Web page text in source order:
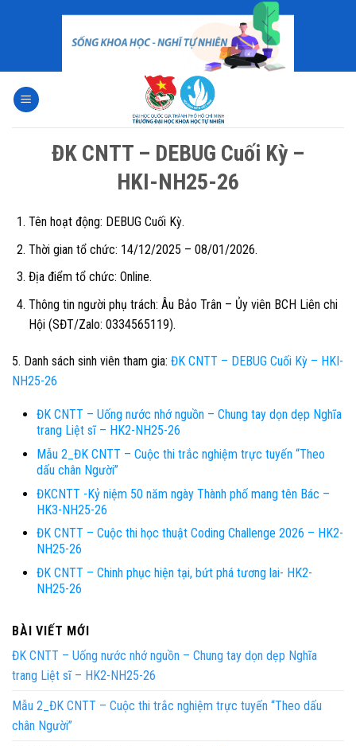
ĐK CNTT – DEBUG Cuối Kỳ –
HKI-NH25-26
Tên hoạt động: DEBUG Cuối Kỳ.
Thời gian tổ chức: 14/12/2025 – 08/01/2026.
Địa điểm tổ chức: Online.
Thông tin người phụ trách: Âu Bảo Trân – Ủy viên BCH Liên chi
Hội (SĐT/Zalo: 0334565119).
5. Danh sách sinh viên tham gia: ĐK CNTT – DEBUG Cuối Kỳ – HKI-
NH25-26
ĐK CNTT – Uống nước nhớ nguồn – Chung tay dọn dẹp Nghĩa
trang Liệt sĩ – HK2-NH25-26
Mẫu 2_ĐK CNTT – Cuộc thi trắc nghiệm trực tuyến “Theo
dấu chân Người”
ĐKCNTT -Kỷ niệm 50 năm ngày Thành phố mang tên Bác –
HK3-NH25-26
ĐK CNTT – Cuộc thi học thuật Coding Challenge 2026 – HK2-
NH25-26
ĐK CNTT – Chinh phục hiện tại, bứt phá tương lai- HK2-
NH25-26
BÀI VIẾT MỚI
ĐK CNTT – Uống nước nhớ nguồn – Chung tay dọn dẹp Nghĩa
trang Liệt sĩ – HK2-NH25-26
Mẫu 2_ĐK CNTT – Cuộc thi trắc nghiệm trực tuyến “Theo dấu
chân Người”